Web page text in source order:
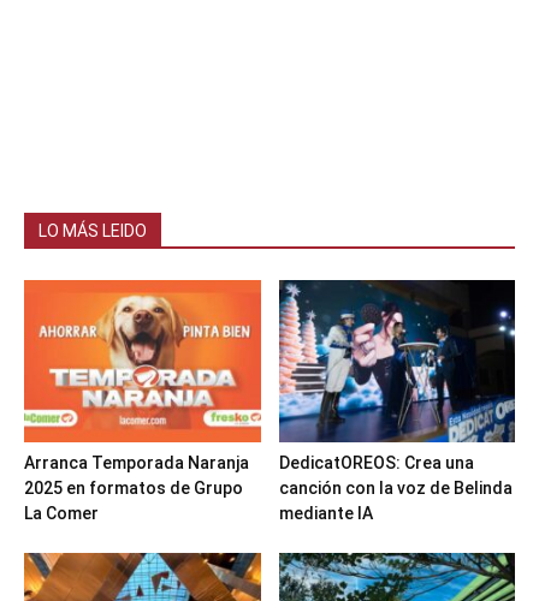
LO MÁS LEIDO
Arranca Temporada Naranja
2025 en formatos de Grupo
La Comer
DedicatOREOS: Crea una
canción con la voz de Belinda
mediante IA